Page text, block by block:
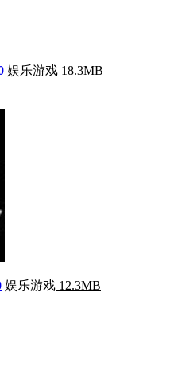
娱乐游戏 18.3MB
娱乐游戏 12.3MB